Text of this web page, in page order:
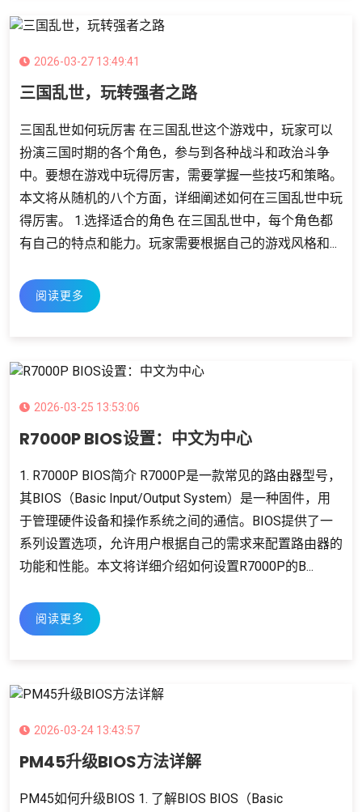
2026-03-27 13:49:41
三国乱世，玩转强者之路
三国乱世如何玩厉害 在三国乱世这个游戏中，玩家可以
扮演三国时期的各个角色，参与到各种战斗和政治斗争
中。要想在游戏中玩得厉害，需要掌握一些技巧和策略。
本文将从随机的八个方面，详细阐述如何在三国乱世中玩
得厉害。 1.选择适合的角色 在三国乱世中，每个角色都
有自己的特点和能力。玩家需要根据自己的游戏风格和...
阅读更多
2026-03-25 13:53:06
R7000P BIOS设置：中文为中心
1. R7000P BIOS简介 R7000P是一款常见的路由器型号，
其BIOS（Basic Input/Output System）是一种固件，用
于管理硬件设备和操作系统之间的通信。BIOS提供了一
系列设置选项，允许用户根据自己的需求来配置路由器的
功能和性能。本文将详细介绍如何设置R7000P的B...
阅读更多
2026-03-24 13:43:57
PM45升级BIOS方法详解
PM45如何升级BIOS 1. 了解BIOS BIOS（Basic